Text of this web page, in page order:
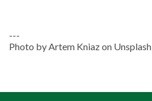
---
Photo by Artem Kniaz on Unsplash